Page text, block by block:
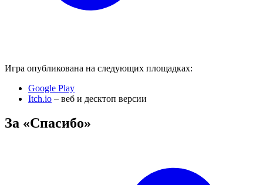
Игра опубликована на следующих площадках:
Google Play
Itch.io – веб и десктоп версии
За «Спасибо»